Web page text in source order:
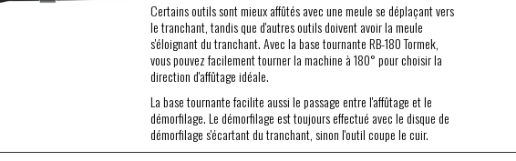
Certains outils sont mieux affûtés avec une meule se déplaçant vers
le tranchant, tandis que d'autres outils doivent avoir la meule
s'éloignant du tranchant. Avec la base tournante RB-180 Tormek,
vous pouvez facilement tourner la machine à 180° pour choisir la
direction d'affûtage idéale.
La base tournante facilite aussi le passage entre l'affûtage et le
démorfilage. Le démorfilage est toujours effectué avec le disque de
démorfilage s'écartant du tranchant, sinon l'outil coupe le cuir.